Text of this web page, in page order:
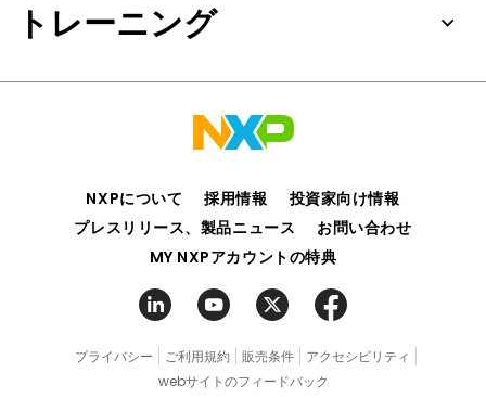
トレーニング
NXPについて 採用情報
投資家向け情報
プレスリリース、製品ニュース
お問い合わせ
MY NXPアカウントの特典
プライバシー ご利用規約 販売条件
アクセシビリティ
webサイトのフィードバック